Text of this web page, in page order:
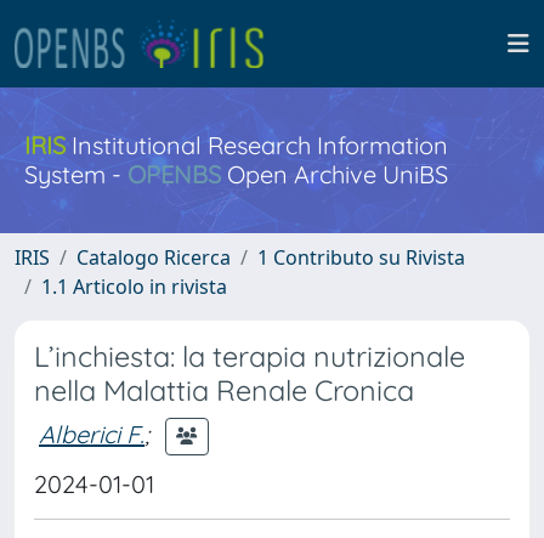
IRISInstitutional Research Information
System - OPENBS Open Archive UniBS
IRIS Catalogo Ricerca
1 Contributo su Rivista
1.1 Articolo in rivista
L’inchiesta: la terapia nutrizionale
nella Malattia Renale Cronica
Alberici F.;
2024-01-01